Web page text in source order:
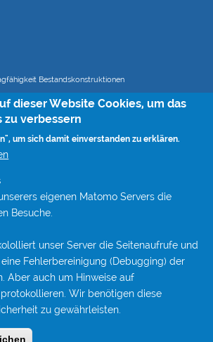
Bestandskonstruktionen
Sanierungsverfahren
(CoJack)
bei STEIN Ingenieure
dieser Website Cookies, um das
zu verbessern
um sich damit einverstanden zu erklären.
eigenen Matomo Servers die
Besuche.
unser Server die Seitenaufrufe und
Fehlerbereinigung (Debugging) der
Aber auch um Hinweise auf
Wir benötigen diese
zu gewährleisten.